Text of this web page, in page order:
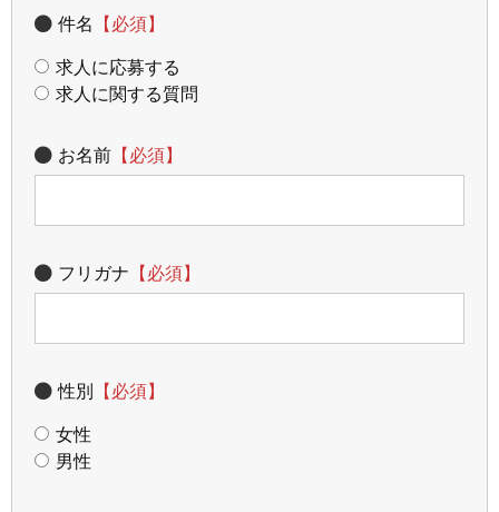
件名 【必須】
求人に応募する
求人に関する質問
お名前 【必須】
フリガナ 【必須】
性別 【必須】
女性
男性